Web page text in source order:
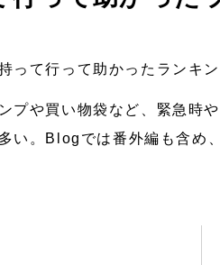
って行って助かったランキ
プや買い物袋など、緊急時
い。Blogでは番外編も含め